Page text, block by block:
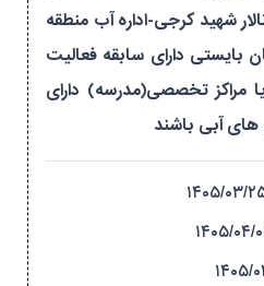
شهید کرجی-اداره آب منطقه
بایستی دارای سابقه فعالیت
مراکز تخصصی(مدرسه) دارای
های آبی باشند
۰۳/۲۵
۰۴/۰۸
۰۴/۱۸